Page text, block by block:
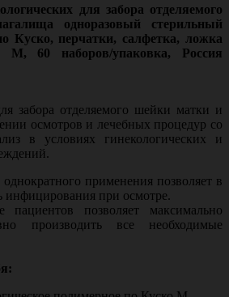
для забора отделяемого
одноразовый стерильный
Куско, перчатки, салфетка, ложка
M, 60 наборов/упаковка, Россия
забора отделяемого шейки матки и
осмотров и лечебных процедур со
в условиях гинекологических и
применения позволяет в
инфицирования при осмотре.
позволяет максимально
производить все необходимые